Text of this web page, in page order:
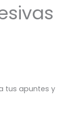
tus apuntes y